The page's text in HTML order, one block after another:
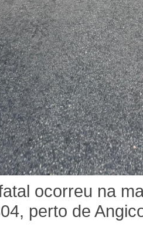
ocorreu na
perto de